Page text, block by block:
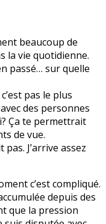
beaucoup de
la vie quotidienne.
passé… sur quelle
pas le plus
des personnes
Ça te permettrait
de vue.
J’arrive assez
c’est compliqué.
depuis des
que la pression